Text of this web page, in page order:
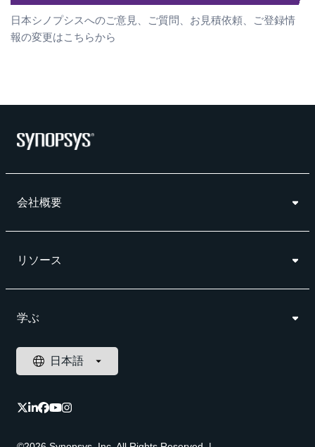
日本シノプシスへのご意見、ご質問、お見積依頼、ご登録情
報の変更はこちらから
会社概要
リソース
学ぶ